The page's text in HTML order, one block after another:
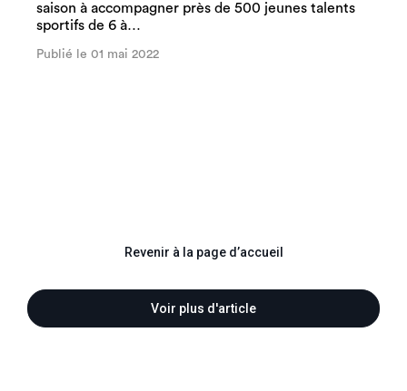
saison à accompagner près de 500 jeunes talents
sportifs de 6 à…
Publié le 01 mai 2022
Revenir à la page d’accueil
Voir plus d'article